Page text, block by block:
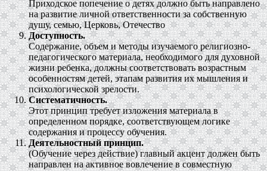
Приходское попечение о детях должно быть направлено
на развитие личной ответственности за собственную
душу, семью, Церковь, Отечество
Доступность.
Содержание, объем и методы изучаемого религиозно-
педагогического материала, необходимого для духовной
жизни ребенка, должны соответствовать возрастным
особенностям детей, этапам развития их мышления и
психологической зрелости.
Систематичность.
Этот принцип требует изложения материала в
определенном порядке, соответствующем логике
содержания и процессу обучения.
Деятельностный принцип.
(Обучение через действие) главный акцент должен быть
направлен на активное вовлечение в совместную